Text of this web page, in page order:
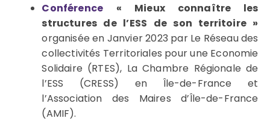
Conférence
« Mieux connaître les
structures de l’ESS de son territoire »
organisée en Janvier 2023 par Le Réseau des
collectivités Territoriales pour une Economie
Solidaire (RTES), La Chambre Régionale de
l’ESS (CRESS) en Île-de-France et
l’Association des Maires d’Île-de-France
(AMIF).